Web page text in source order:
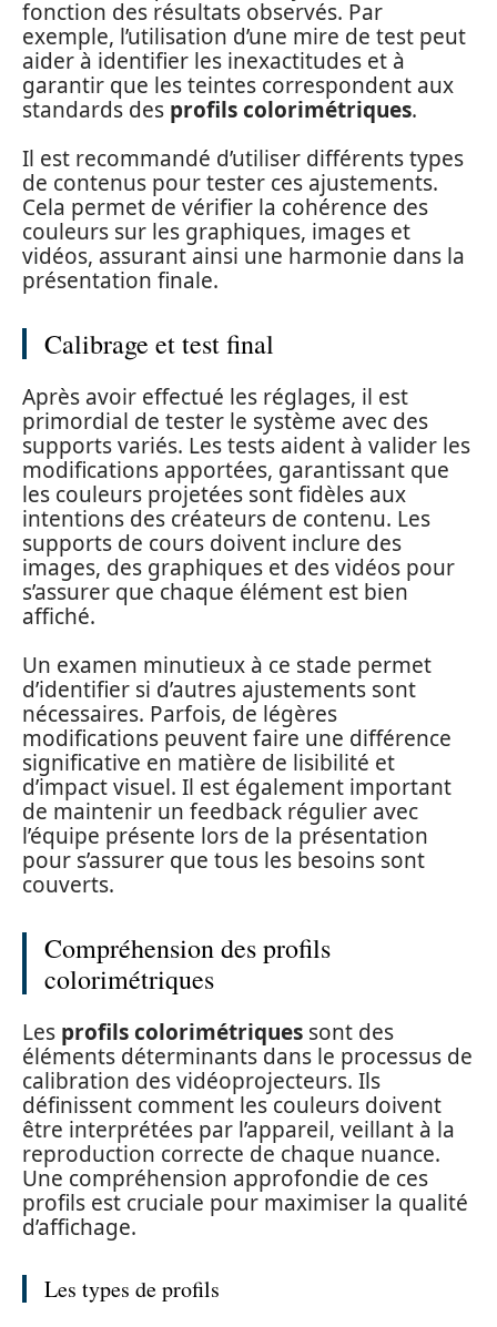
fonction des résultats observés. Par
exemple, l’utilisation d’une mire de test peut
aider à identifier les inexactitudes et à
garantir que les teintes correspondent aux
standards des profils colorimétriques.
Il est recommandé d’utiliser différents types
de contenus pour tester ces ajustements.
Cela permet de vérifier la cohérence des
couleurs sur les graphiques, images et
vidéos, assurant ainsi une harmonie dans la
présentation finale.
Calibrage et test final
Après avoir effectué les réglages, il est
primordial de tester le système avec des
supports variés. Les tests aident à valider les
modifications apportées, garantissant que
les couleurs projetées sont fidèles aux
intentions des créateurs de contenu. Les
supports de cours doivent inclure des
images, des graphiques et des vidéos pour
s’assurer que chaque élément est bien
affiché.
Un examen minutieux à ce stade permet
d’identifier si d’autres ajustements sont
nécessaires. Parfois, de légères
modifications peuvent faire une différence
significative en matière de lisibilité et
d’impact visuel. Il est également important
de maintenir un feedback régulier avec
l’équipe présente lors de la présentation
pour s’assurer que tous les besoins sont
couverts.
Compréhension des profils
colorimétriques
Les profils colorimétriques sont des
éléments déterminants dans le processus de
calibration des vidéoprojecteurs. Ils
définissent comment les couleurs doivent
être interprétées par l’appareil, veillant à la
reproduction correcte de chaque nuance.
Une compréhension approfondie de ces
profils est cruciale pour maximiser la qualité
d’affichage.
Les types de profils